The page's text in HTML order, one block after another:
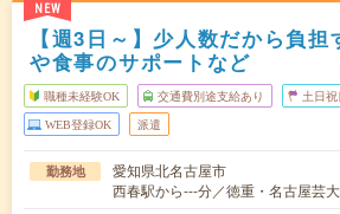
NEW
【週3日～】少人数だから負担
や食事のサポートなど
職種未経験OK 交通費別途支給あり 土日
WEB登録OK 派遣
勤務地
愛知県北名古屋市
西春駅から---分／徳重・名古屋芸